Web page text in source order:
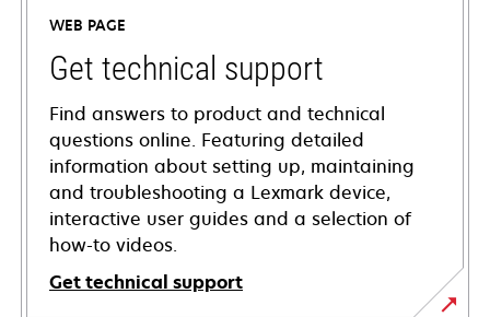
WEB PAGE
Get technical support
Find answers to product and technical
questions online. Featuring detailed
information about setting up, maintaining
and troubleshooting a Lexmark device,
interactive user guides and a selection of
how-to videos.
Get technical support